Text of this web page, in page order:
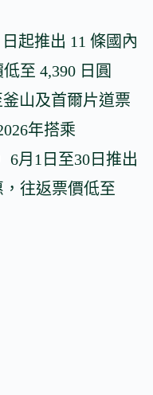
起推出 11 條國內
至 4,390 日圓
山及首爾片道票
年搭乘
6月1日至30日推出
往返票價低至